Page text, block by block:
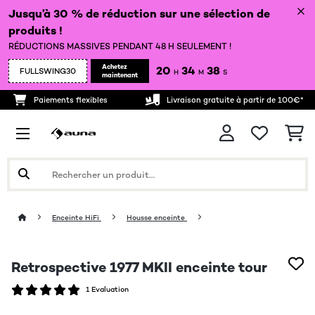
Jusqu’à 30 % de réduction sur une sélection de
produits !
RÉDUCTIONS MASSIVES PENDANT 48 H SEULEMENT !
FULLSWING30
Achetez
maintenant
20 H 34 M 36 S
Paiements flexibles Livraison gratuite à partir de 100€*
Enceinte HiFi Housse enceinte
Retrospective 1977 MKII enceinte tour
1 Evaluation